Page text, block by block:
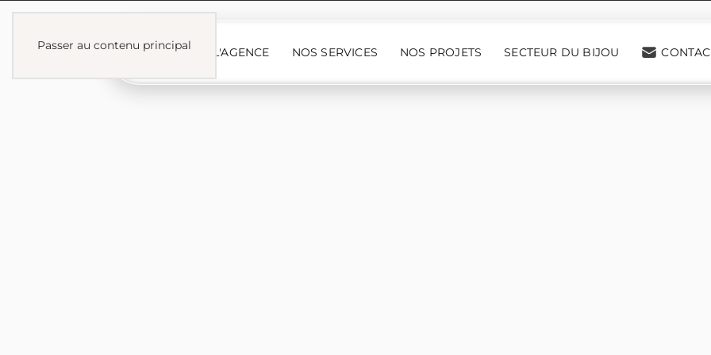
Passer au contenu principal L'AGENCE NOS SERVICES NOS PROJETS SECTEUR DU BIJOU